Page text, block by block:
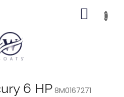
6 HP 8M0167271